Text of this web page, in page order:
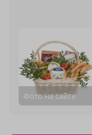
Фото на сайте